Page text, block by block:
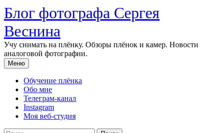
Перейти
к
содержимому
Блог фотографа Сергея
Веснина
Учу снимать на плёнку. Обзоры плёнок и камер. Новости
аналоговой фотографии.
Меню
Обучение плёнка
Обо мне
Телеграм-канал
Instagram
Моя веб-студия